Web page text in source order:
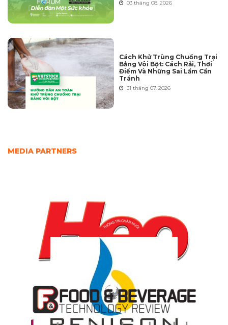
03 tháng 08. 2026
Cách Khử Trùng Chuồng Trại
Bằng Vôi Bột: Cách Rải, Thời
Điểm Và Những Sai Lầm Cần
Tránh
31 tháng 07. 2026
MEDIA PARTNERS